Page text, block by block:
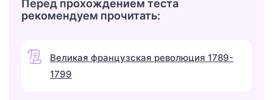
Перед прохождением теста
рекомендуем прочитать:
Великая французская революция 1789-
1799